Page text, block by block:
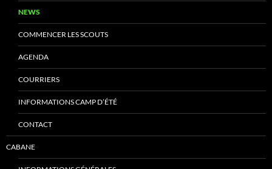
NEWS
COMMENCER LES SCOUTS
AGENDA
COURRIERS
INFORMATIONS CAMP D’ÉTÉ
CONTACT
CABANE